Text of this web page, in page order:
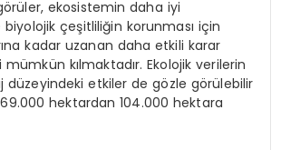
ekosistemin daha iyi
biyolojik çeşitliliğin korunması için
kadar uzanan daha etkili karar
kılmaktadır. Ekolojik verilerin
düzeyindeki etkiler de gözle görülebilir
hektardan 104.000 hektara